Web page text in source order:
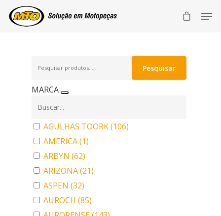
por:
Pesquisar
MARCA
AGULHAS TOORK(106)
AMERICA(1)
ARBYN (62)
ARIZONA(21)
ASPEN (32)
AUROCH (85)